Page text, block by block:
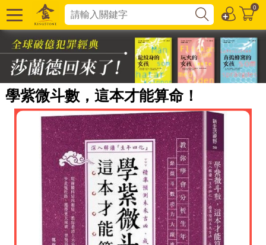
0
學紫微斗數，這本才能算命！